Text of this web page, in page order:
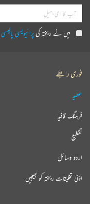
میں نے ریختہ کیپرائیویسی پالیسی
فوری رابطے
عطیہ
فرہنگ قافیہ
تقطیع
اردو وسائل
اپنی تخلیقات ریختہ کو بھیجیں